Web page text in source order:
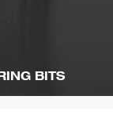
BITS